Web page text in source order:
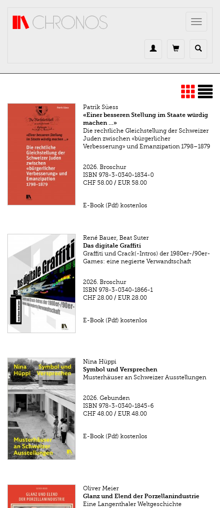
Toggle
Patrik Süess
«Einer besseren Stellung im Staate würdig
machen …»
Die rechtliche Gleichstellung der Schweizer
Juden zwischen «bürgerlicher
Verbesserung» und Emanzipation 1798–1879
2026. Broschur
ISBN 978-3-0340-1834-0
CHF 58.00 /EUR 58.00
E-Book (Pdf) kostenlos
René Bauer, Beat Suter
Das digitale Graffiti
Graffiti und Crack(-Intros) der 1980er-/90er-
Games: eine negierte Verwandtschaft
2026. Broschur
ISBN 978-3-0340-1866-1
CHF 28.00 /EUR 28.00
E-Book (Pdf) kostenlos
Nina Hüppi
Symbol und Versprechen
Musterhäuser an Schweizer Ausstellungen
2026. Gebunden
ISBN 978-3-0340-1845-6
CHF 48.00 /EUR 48.00
E-Book (Pdf) kostenlos
Oliver Meier
Glanz und Elend der Porzellanindustrie
Eine Langenthaler Weltgeschichte